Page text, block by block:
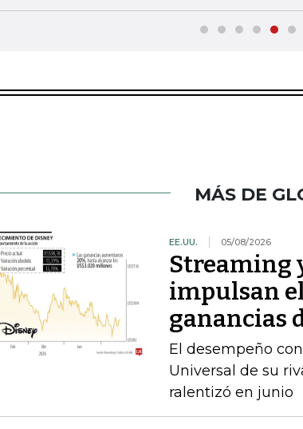
MÁS DE
EE.UU. 05/08/2026
Streaming
impulsan
ganancias
El desempeño
Universal de su
ralentizó en junio